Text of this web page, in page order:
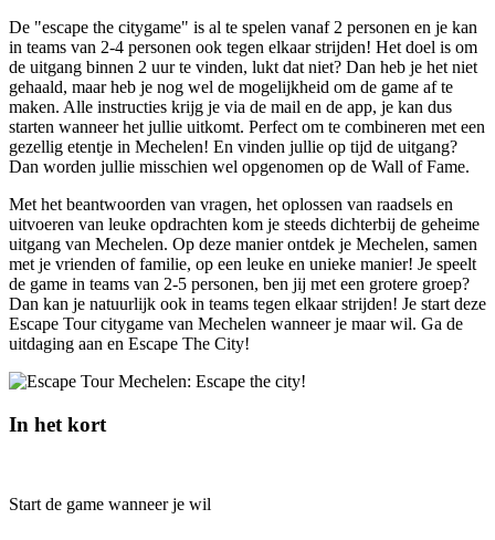
De "escape the citygame" is al te spelen vanaf 2 personen en je kan
in teams van 2-4 personen ook tegen elkaar strijden! Het doel is om
de uitgang binnen 2 uur te vinden, lukt dat niet? Dan heb je het niet
gehaald, maar heb je nog wel de mogelijkheid om de game af te
maken. Alle instructies krijg je via de mail en de app, je kan dus
starten wanneer het jullie uitkomt. Perfect om te combineren met een
gezellig etentje in Mechelen! En vinden jullie op tijd de uitgang?
Dan worden jullie misschien wel opgenomen op de Wall of Fame.
Met het beantwoorden van vragen, het oplossen van raadsels en
uitvoeren van leuke opdrachten kom je steeds dichterbij de geheime
uitgang van Mechelen. Op deze manier ontdek je Mechelen, samen
met je vrienden of familie, op een leuke en unieke manier! Je speelt
de game in teams van 2-5 personen, ben jij met een grotere groep?
Dan kan je natuurlijk ook in teams tegen elkaar strijden! Je start deze
Escape Tour citygame van Mechelen wanneer je maar wil. Ga de
uitdaging aan en Escape The City!
In het kort
Start de game wanneer je wil